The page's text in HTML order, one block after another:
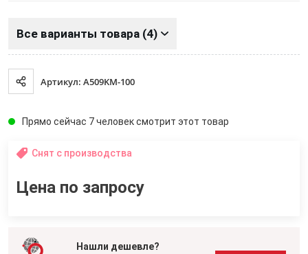
Все варианты товара (4)
Артикул: A509KM-100
Прямо сейчас 7 человек смотрит этот товар
Снят с производства
Цена по запросу
Нашли дешевле?